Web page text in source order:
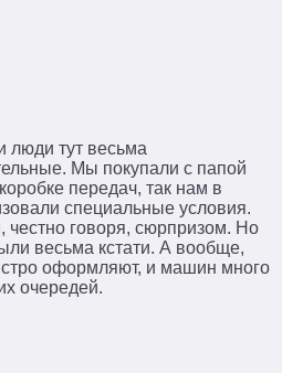
люди тут весьма
Мы покупали с папой
передач, так нам в
специальные условия.
честно говоря, сюрпризом. Но
весьма кстати. А вообще,
оформляют, и машин много
очередей.